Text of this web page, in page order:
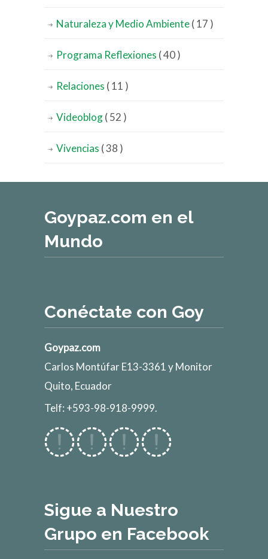
Naturaleza y Medio Ambiente( 17 )
Programa Reflexiones ( 40 )
Relaciones ( 11 )
Videoblog( 52 )
Vivencias ( 38 )
Goypaz.com en el
Mundo
Conéctate con Goy
Goypaz.com
Carlos Montúfar E13-3361 y Monitor
Quito, Ecuador
Telf: +593-98-918-9999.
Sigue a Nuestro
Grupo en Facebook